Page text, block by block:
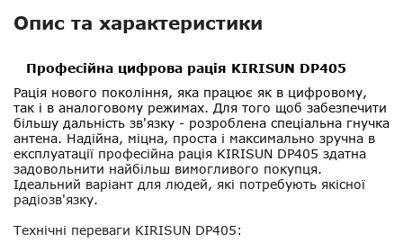
Опис та характеристики
Професійна цифрова рація KIRISUN DP405
Рація нового покоління, яка працює як в цифровому,
так і в аналоговому режимах. Для того щоб забезпечити
більшу дальність зв'язку - розроблена спеціальна гнучка
антена. Надійна, міцна, проста і максимально зручна в
експлуатації професійна рація KIRISUN DP405 здатна
задовольнити найбільш вимогливого покупця.
Ідеальний варіант для людей, які потребують якісної
радіозв'язку.
Технічні переваги KIRISUN DP405: